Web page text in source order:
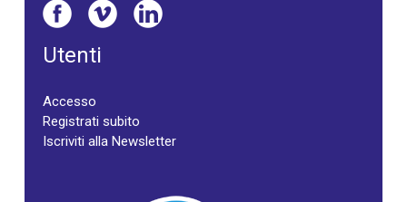
Utenti
Accesso
Registrati subito
Iscriviti alla Newsletter